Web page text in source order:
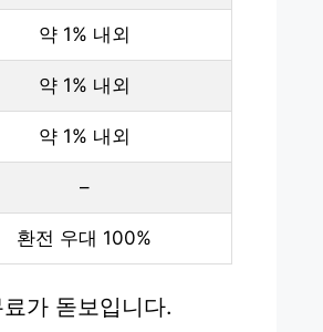
약 1% 내외
약 1% 내외
약 1% 내외
–
환전 우대 100%
가 돋보입니다.